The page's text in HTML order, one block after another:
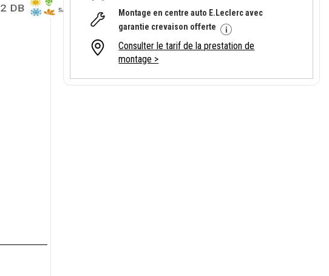
Montage en centre auto E.Leclerc avec
garantie crevaison offerte
Consulter le tarif de la prestation de
montage >